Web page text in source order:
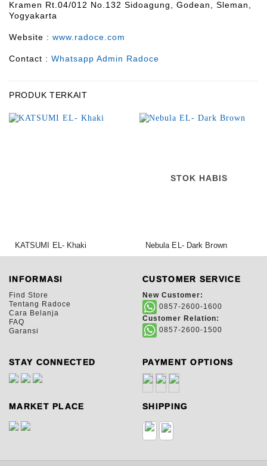
Kramen Rt.04/012 No.132 Sidoagung, Godean, Sleman,
Yogyakarta
Website : www.radoce.com
Contact : Whatsapp Admin Radoce
PRODUK TERKAIT
KATSUMI EL- Khaki
STOK HABIS
Nebula EL- Dark Brown
INFORMASI
Find Store
Tentang Radoce
Cara Belanja
FAQ
Garansi
CUSTOMER SERVICE
New Customer:
0857-2600-1600
Customer Relation:
0857-2600-1500
STAY CONNECTED
MARKET PLACE
PAYMENT OPTIONS
SHIPPING